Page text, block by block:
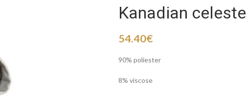
Kanadian celeste
54.40€
90% poliester
8% viscose